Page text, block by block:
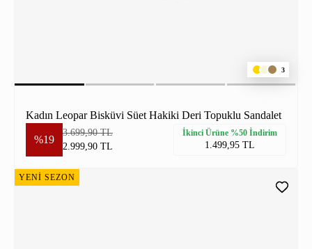
3
Kadın Leopar Bisküvi Süet Hakiki Deri Topuklu Sandalet
%19
3.699,90 TL
2.999,90 TL
İkinci Ürüne %50 İndirim
1.499,95 TL
YENİ SEZON